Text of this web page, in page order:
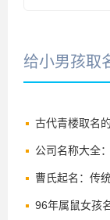
给小男孩取
古代青楼取名
公司名称大全
曹氏起名：传
96年属鼠女孩